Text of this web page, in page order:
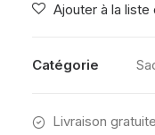
REDAjouter à la liste
Catégorie
Livraison